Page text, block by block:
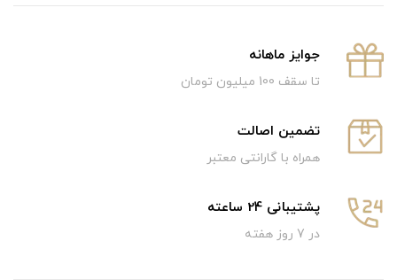
جوایز ماهانه
تا سقف 100 میلیون تومان
تضمین اصالت
همراه با گارانتی معتبر
پشتیبانی 24 ساعته
در 7 روز هفته